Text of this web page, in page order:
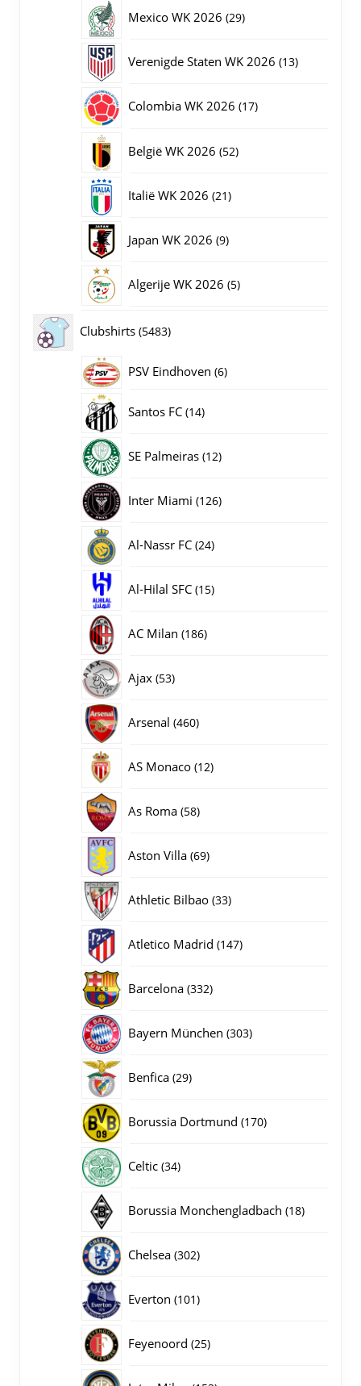
Mexico WK 2026 2929
Verenigde Staten WK 2026 1313
Colombia WK 2026 1717
België WK 2026 5252
Italië WK 2026 2121
Japan WK 2026 99
Algerije WK 2026 55
Clubshirts 54835483
producten
PSV Eindhoven 66
Santos FC 1414
SE Palmeiras 1212
Inter Miami 126126
Al-Nassr FC 2424
Al-Hilal SFC 1515
AC Milan 186186
Ajax 5353
Arsenal 460460
AS Monaco 1212
As Roma 5858
Aston Villa 6969
Athletic Bilbao 3333
Atletico Madrid 147147
Barcelona 332332
Bayern München 303303
Benfica 2929
Borussia Dortmund 170170
Celtic 3434
Borussia Monchengladbach 1818
Chelsea 302302
Everton 101101
Feyenoord 2525